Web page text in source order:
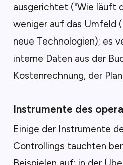
ausgerichtet ("Wie läuft
weniger auf das Umfeld
neue Technologien); es
interne Daten aus der
Kostenrechnung, der
Instrumente des
Einige der Instrumente
Controllings tauchten